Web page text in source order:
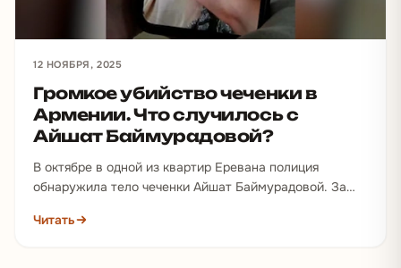
12 НОЯБРЯ, 2025
Громкое убийство чеченки в
Армении. Что случилось с
Айшат Баймурадовой?
В октябре в одной из квартир Еревана полиция
обнаружила тело чеченки Айшат Баймурадовой. За
Читать